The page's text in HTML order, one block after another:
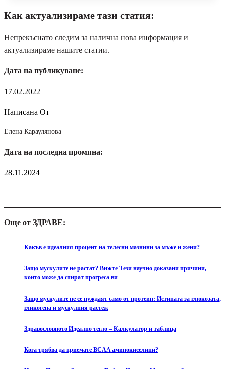
Как актуализираме тази статия:
Непрекъснато следим за налична нова информация и
актуализираме нашите статии.
Дата на публикуване:
17.02.2022
Написана От
Елена Караулянова
Дата на последна промяна:
28.11.2024
Още от ЗДРАВЕ:
Какъв е идеалния процент на телесни мазнини за мъже и жени?
Защо мускулите не растат? Вижте Тези научно доказани причини,
които може да спират прогреса ви
Защо мускулите не се нуждаят само от протеин: Истината за глюкозата,
гликогена и мускулния растеж
Здравословното Идеално тегло – Калкулатор и таблица
Кога трябва да приемате BCAA аминокиселини?